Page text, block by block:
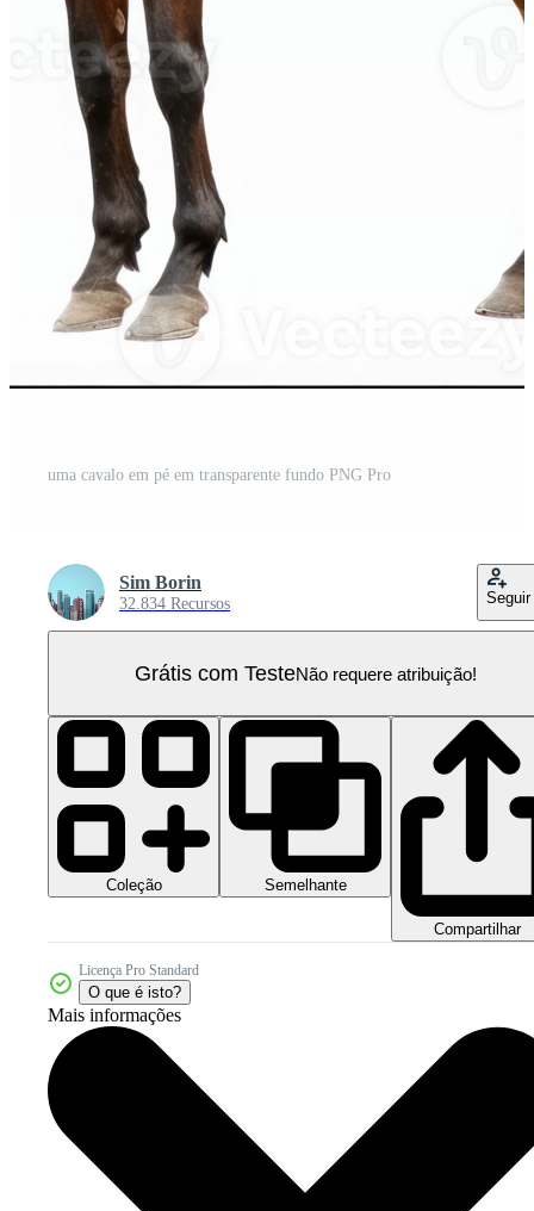
uma cavalo em pé em transparente fundo PNG Pro
Sim Borin
32.834 Recursos Seguir
Grátis com TesteNão requere atribuição!
Coleção Semelhante
Compartilhar
Licença Pro Standard
O que é isto?
Mais informações